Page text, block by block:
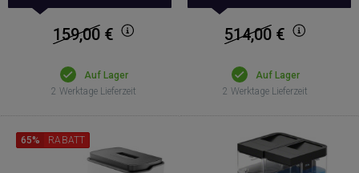
159,00 €
Auf Lager
2 Werktage Lieferzeit
514,00 €
Auf Lager
2 Werktage Lieferzeit
65% RABATT